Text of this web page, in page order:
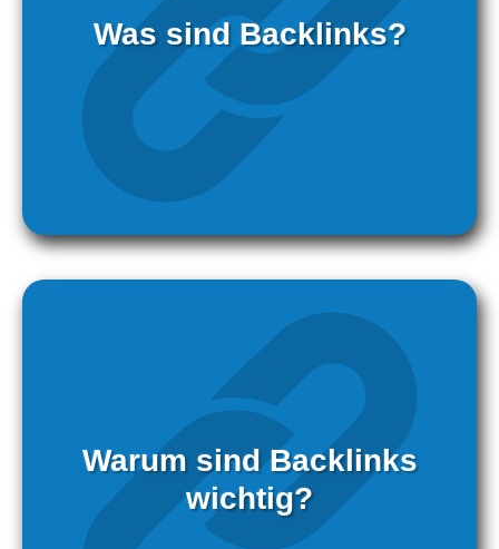
Was sind Backlinks?
Warum sind Backlinks
wichtig?